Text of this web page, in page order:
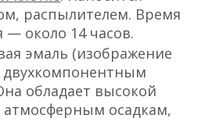
распылителем. Время
— около 14 часов.
эмаль (изображение
двухкомпонентным
обладает высокой
атмосферным осадкам,